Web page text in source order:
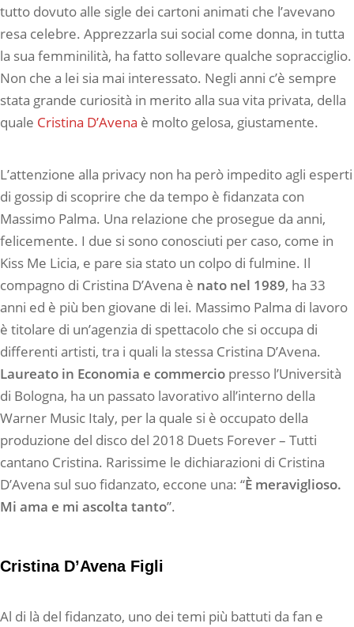
tutto dovuto alle sigle dei cartoni animati che l’avevano
resa celebre. Apprezzarla sui social come donna, in tutta
la sua femminilità, ha fatto sollevare qualche sopracciglio.
Non che a lei sia mai interessato. Negli anni c’è sempre
stata grande curiosità in merito alla sua vita privata, della
quale Cristina D’Avena è molto gelosa, giustamente.
L’attenzione alla privacy non ha però impedito agli esperti
di gossip di scoprire che da tempo è fidanzata con
Massimo Palma. Una relazione che prosegue da anni,
felicemente. I due si sono conosciuti per caso, come in
Kiss Me Licia, e pare sia stato un colpo di fulmine. Il
compagno di Cristina D’Avena è nato nel 1989, ha 33
anni ed è più ben giovane di lei. Massimo Palma di lavoro
è titolare di un’agenzia di spettacolo che si occupa di
differenti artisti, tra i quali la stessa Cristina D’Avena.
Laureato in Economia e commercio presso l’Università
di Bologna, ha un passato lavorativo all’interno della
Warner Music Italy, per la quale si è occupato della
produzione del disco del 2018 Duets Forever – Tutti
cantano Cristina. Rarissime le dichiarazioni di Cristina
D’Avena sul suo fidanzato, eccone una: “È meraviglioso.
Mi ama e mi ascolta tanto”.
Cristina D’Avena Figli
Al di là del fidanzato, uno dei temi più battuti da fan e